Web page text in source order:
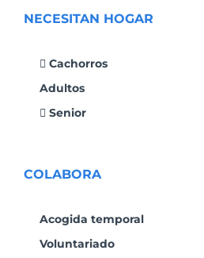
NECESITAN HOGAR
Cachorros
Adultos
Senior
COLABORA
Acogida temporal
Voluntariado